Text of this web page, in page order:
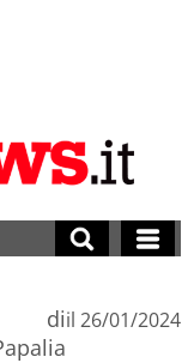
diil 26/01/2024